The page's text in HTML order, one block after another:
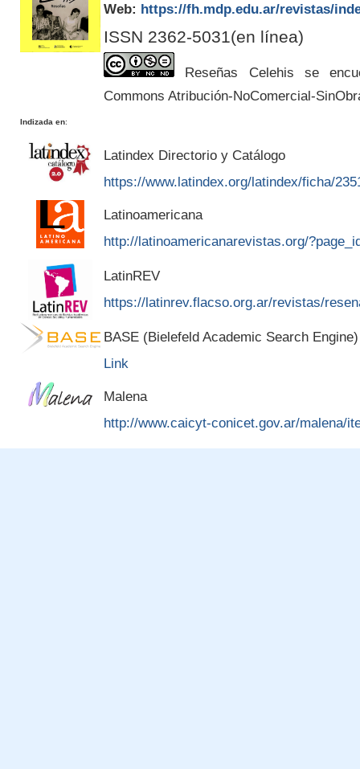
Web: https://fh.mdp.edu.ar/revistas/
ISSN 2362-5031(en línea)
Reseñas Celehis se
Commons Atribución-NoComercial-
Indizada en:
Latindex Directorio y Catálogo
https://www.latindex.org/latindex/ficha/
Latinoamericana
http://latinoamericanarevistas.org/
LatinREV
https://latinrev.flacso.org.ar/revistas/
BASE (Bielefeld Academic Search Engine)
Link
Malena
http://www.caicyt-conicet.gov.ar/malena/